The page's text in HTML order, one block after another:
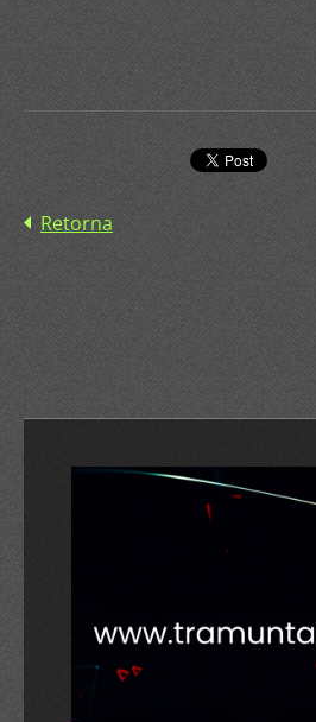
Retorna